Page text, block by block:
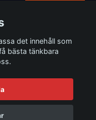
det innehåll som
bästa tänkbara